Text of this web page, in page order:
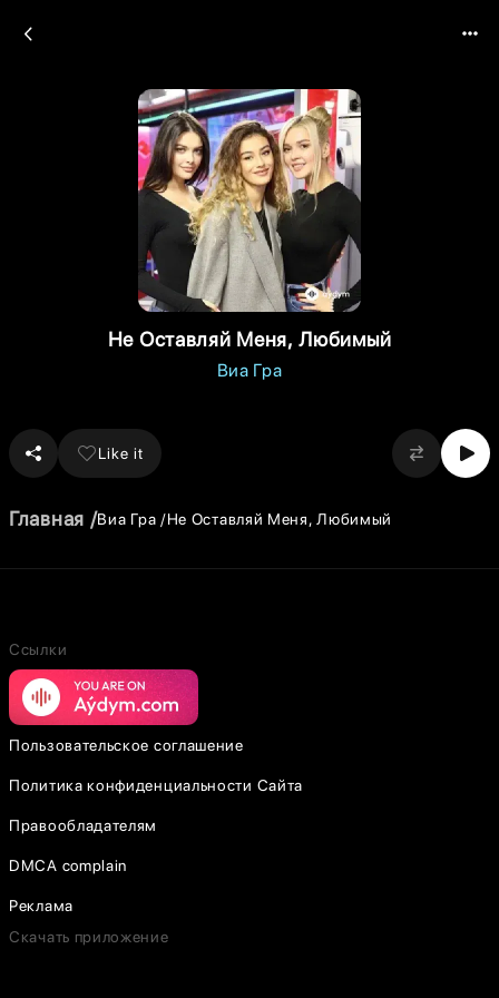
Не Оставляй Меня, Любимый
Виа Гра
Like it
Главная Виа Гра Не Оставляй Меня, Любимый
Ссылки
Пользовательское соглашение
Политика конфиденциальности Сайта
Правообладателям
DMCA complain
Реклама
Скачать приложение